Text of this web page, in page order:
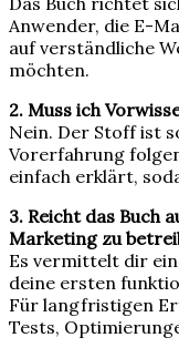
Anwender, die E-
auf verständliche
möchten.
2. Muss ich
Nein. Der Stoff ist
Vorerfahrung
einfach erklärt,
3. Reicht das Buch
Marketing zu
Es vermittelt dir
deine ersten
Für langfristigen
Tests,